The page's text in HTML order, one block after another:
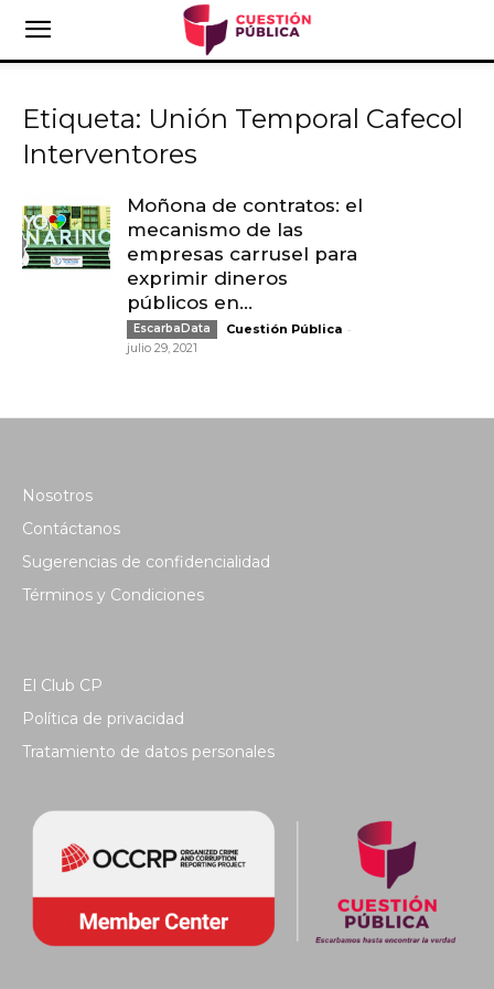
Etiqueta: Unión Temporal Cafecol
Interventores
Moñona de contratos: el
mecanismo de las
empresas carrusel para
exprimir dineros
públicos en...
EscarbaData Cuestión Pública -
julio 29, 2021
Nosotros
Contáctanos
Sugerencias de confidencialidad
Términos y Condiciones
El Club CP
Política de privacidad
Tratamiento de datos personales